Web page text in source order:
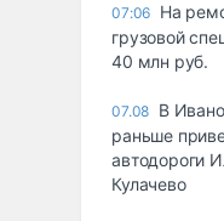
07:06 На
грузовой
40 млн руб.
07.08 В
раньше
автодороги
Кулачево